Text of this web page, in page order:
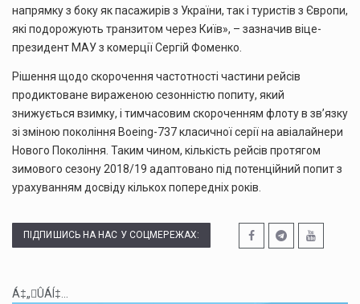
напрямку з боку як пасажирів з України, так і туристів з Європи,
які подорожують транзитом через Київ», – зазначив віце-
президент МАУ з комерції Сергій Фоменко.
Рішення щодо скорочення частотності частини рейсів
продиктоване вираженою сезонністю попиту, який
знижується взимку, і тимчасовим скороченням флоту в зв’язку
зі зміною покоління Boeing-737 класичної серії на авіалайнери
Нового Покоління. Таким чином, кількість рейсів протягом
зимового сезону 2018/19 адаптовано під потенційний попит з
урахуванням досвіду кількох попередніх років.
ПІДПИШИСЬ НА НАС У СОЦМЕРЕЖАХ:
Á‡„ÛÁÍ‡...